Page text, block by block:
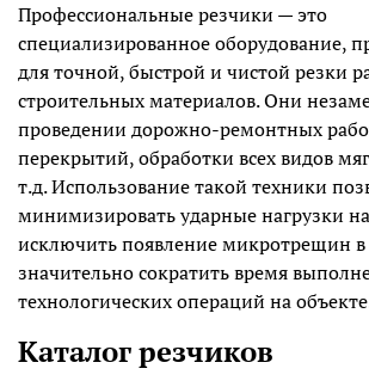
Профессиональные резчики — это
специализированное оборудование,
для точной, быстрой и чистой резки
строительных материалов. Они
проведении дорожно-ремонтных
перекрытий, обработки всех видов
т.д. Использование такой техники
минимизировать ударные нагрузки
исключить появление микротрещин
значительно сократить время
технологических операций на
Каталог резчиков